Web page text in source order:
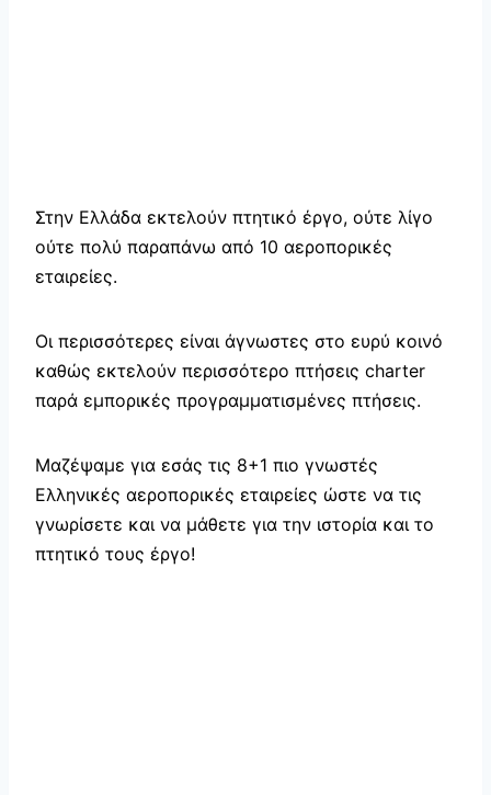
Στην Ελλάδα εκτελούν πτητικό έργο, ούτε λίγο
ούτε πολύ παραπάνω από 10 αεροπορικές
εταιρείες.
Οι περισσότερες είναι άγνωστες στο ευρύ κοινό
καθώς εκτελούν περισσότερο πτήσεις charter
παρά εμπορικές προγραμματισμένες πτήσεις.
Μαζέψαμε για εσάς τις 8+1 πιο γνωστές
Ελληνικές αεροπορικές εταιρείες ώστε να τις
γνωρίσετε και να μάθετε για την ιστορία και το
πτητικό τους έργο!